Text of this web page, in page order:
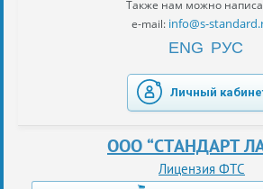
Также нам можно
e-mail: info@s-
ENG РУС
Личный
ООО “СТАНДАРТ
Лицензия ФТС